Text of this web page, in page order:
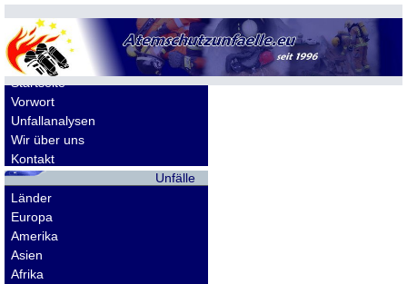
Allgemeines
Startseite
Vorwort
Unfallanalysen
Wir über uns
Kontakt
Unfälle
Länder
Europa
Amerika
Asien
Afrika